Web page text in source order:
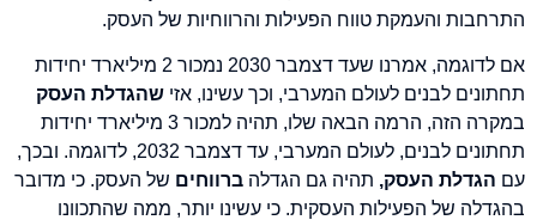
התרחבות והעמקת טווח הפעילות והרווחיות של העסק.
אם לדוגמה, אמרנו שעד דצמבר 2030 נמכור 2 מיליארד יחידות
תחתונים לבנים לעולם המערבי, וכך עשינו, אזי שהגדלת העסק
במקרה הזה, הרמה הבאה שלו, תהיה למכור 3 מיליארד יחידות
תחתונים לבנים, לעולם המערבי, עד דצמבר 2032, לדוגמה. ובכך,
עם הגדלת העסק, תהיה גם הגדלה ברווחים של העסק. כי מדובר
בהגדלה של הפעילות העסקית. כי עשינו יותר, ממה שהתכוונו